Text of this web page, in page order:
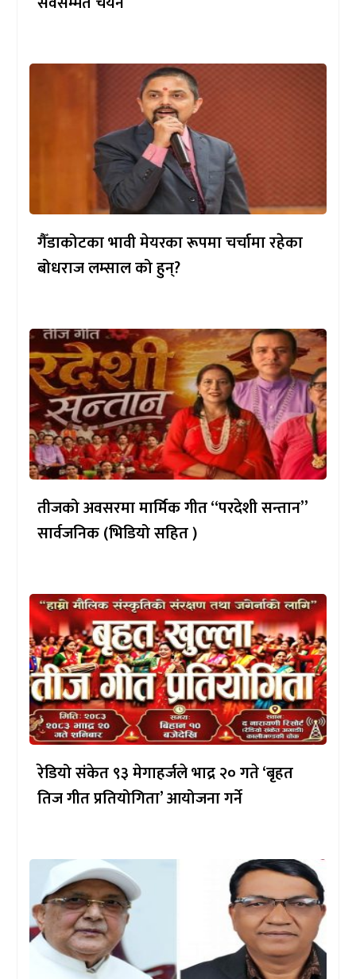
गैँडाकोटका भावी मेयरका रूपमा चर्चामा रहेका
बोधराज लम्साल को हुन्?
तीजको अवसरमा मार्मिक गीत “परदेशी सन्तान”
सार्वजनिक (भिडियो सहित )
रेडियो संकेत ९३ मेगाहर्जले भाद्र २० गते ‘बृहत
तिज गीत प्रतियोगिता’ आयोजना गर्ने